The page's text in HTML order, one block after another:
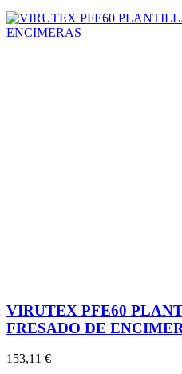
VIRUTEX PFE60
FRESADO DE
153,11 €